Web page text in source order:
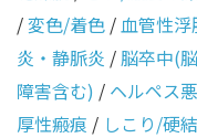
/変色/着色 /血管性浮
炎・静脈炎 /脳卒中(
障害含む) / ヘルペス
厚性瘢痕 / しこり/硬